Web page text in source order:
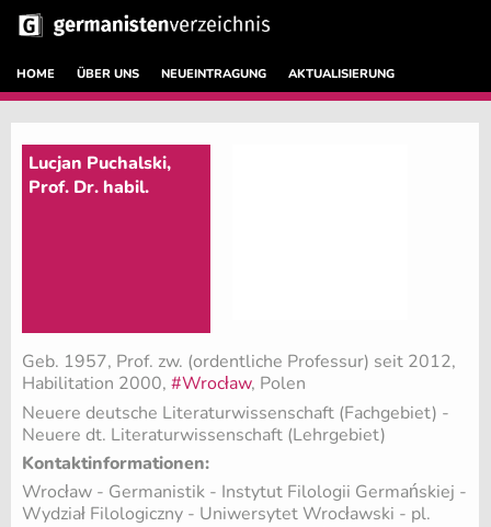
HOME ÜBER UNS NEUEINTRAGUNG AKTUALISIERUNG
Lucjan Puchalski,
Prof. Dr. habil.
Geb. 1957, Prof. zw. (ordentliche Professur) seit 2012,
Habilitation 2000, #Wrocław, Polen
Neuere deutsche Literaturwissenschaft (Fachgebiet) -
Neuere dt. Literaturwissenschaft (Lehrgebiet)
Kontaktinformationen:
Wrocław - Germanistik - Instytut Filologii Germańskiej -
Wydział Filologiczny - Uniwersytet Wrocławski - pl.